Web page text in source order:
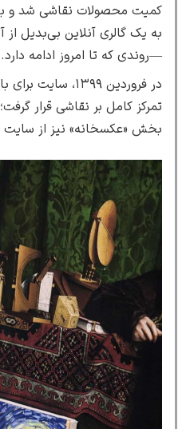
کمیت محصولات نقاشی شد و
به یک گالری آنلاین بی‌بدیل
—روندی که تا امروز ادامه دارد.
در فروردین ۱۳۹۹،
تمرکز کامل بر نقاشی قرار
بخش «عکسخانه» نیز از